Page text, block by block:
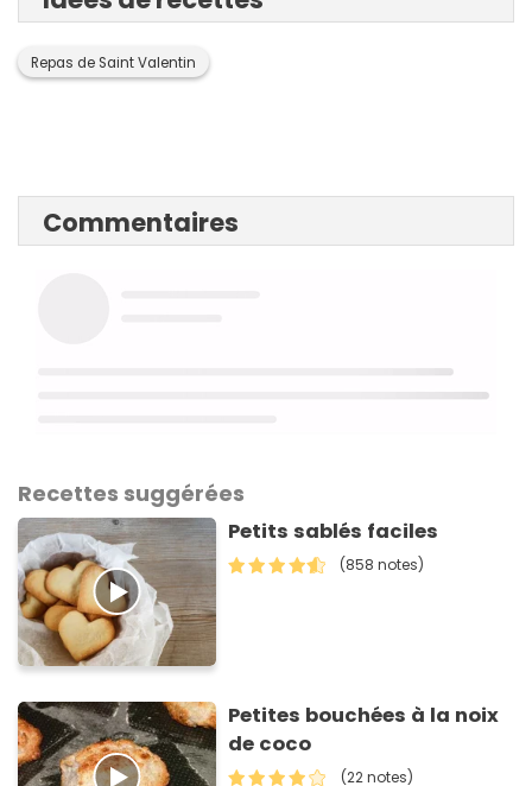
Repas de Saint Valentin
Commentaires
Recettes suggérées
Petits sablés faciles
(858 notes)
Petites bouchées à la noix
de coco
(22 notes)